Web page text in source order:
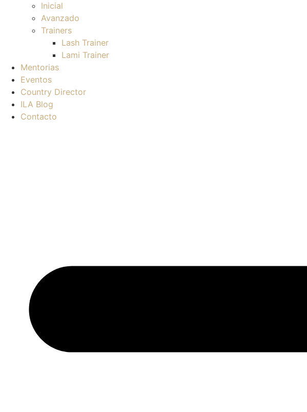
Inicial
Avanzado
Trainers
Lash Trainer
Lami Trainer
Mentorias
Eventos
Country Director
ILA Blog
Contacto